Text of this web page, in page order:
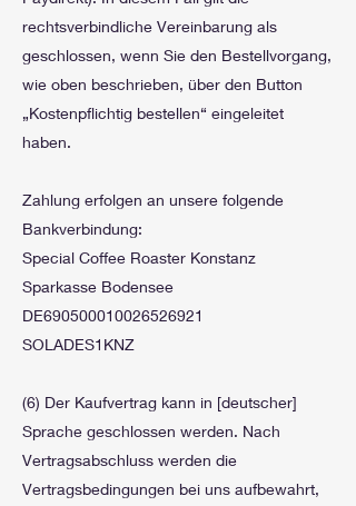
rechtsverbindliche Vereinbarung als
geschlossen, wenn Sie den Bestellvorgang,
wie oben beschrieben, über den Button
„Kostenpflichtig bestellen“ eingeleitet
haben.
Zahlung erfolgen an unsere folgende
Bankverbindung:
Special Coffee Roaster Konstanz
Sparkasse Bodensee
DE690500010026526921
SOLADES1KNZ
(6) Der Kaufvertrag kann in [deutscher]
Sprache geschlossen werden. Nach
Vertragsabschluss werden die
Vertragsbedingungen bei uns aufbewahrt,